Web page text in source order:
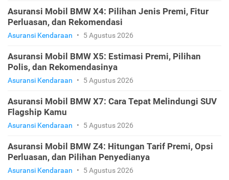
Asuransi Mobil BMW X4: Pilihan Jenis Premi, Fitur
Perluasan, dan Rekomendasi
Asuransi Kendaraan • 5 Agustus 2026
Asuransi Mobil BMW X5: Estimasi Premi, Pilihan
Polis, dan Rekomendasinya
Asuransi Kendaraan • 5 Agustus 2026
Asuransi Mobil BMW X7: Cara Tepat Melindungi SUV
Flagship Kamu
Asuransi Kendaraan • 5 Agustus 2026
Asuransi Mobil BMW Z4: Hitungan Tarif Premi, Opsi
Perluasan, dan Pilihan Penyedianya
Asuransi Kendaraan • 5 Agustus 2026